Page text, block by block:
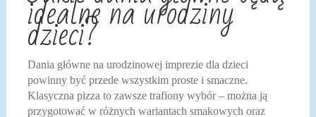
idealne na urodziny
dzieci?
Dania główne na urodzinowej imprezie dla dzieci
powinny być przede wszystkim proste i smaczne.
Klasyczna pizza to zawsze trafiony wybór – można ją
przygotować w różnych wariantach smakowych oraz